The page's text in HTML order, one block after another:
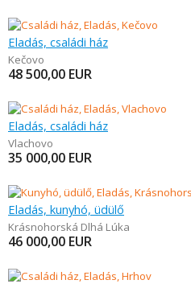
Eladás, családi ház
Kečovo
48 500,00 EUR
Eladás, családi ház
Vlachovo
35 000,00 EUR
Eladás, kunyhó, üdülő
Krásnohorská Dlhá Lúka
46 000,00 EUR